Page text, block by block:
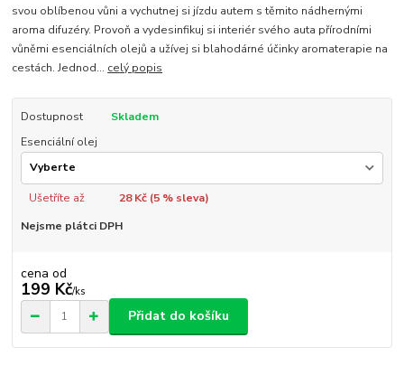
svou oblíbenou vůni a vychutnej si jízdu autem s těmito nádhernými
aroma difuzéry. Provoň a vydesinfikuj si interiér svého auta přírodními
vůněmi esenciálních olejů a užívej si blahodárné účinky aromaterapie na
cestách. Jednod... celý popis
Dostupnost
Skladem
Esenciální olej
Ušetříte až 28 Kč (5% sleva)
Nejsme plátci DPH
cena od
199 Kč/ks
Přidat do košíku